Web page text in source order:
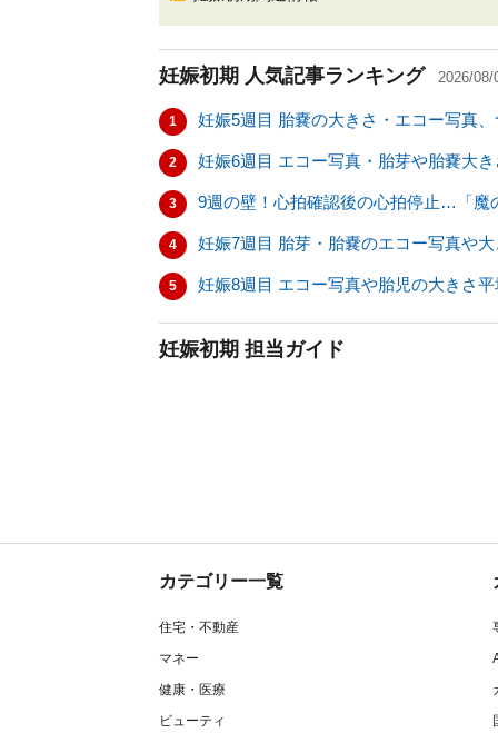
妊娠初期 人気記事ランキング 2026/08/
1 妊娠5週目 胎嚢の大きさ・エコー写真
2 妊娠6週目 エコー写真・胎芽や胎嚢大
3 9週の壁！心拍確認後の心拍停止…「魔
4 妊娠7週目 胎芽・胎嚢のエコー写真や
5 妊娠8週目 エコー写真や胎児の大きさ
妊娠初期 担当ガイド
カテゴリー一覧
住宅・不動産
マネー
健康・医療
ビューティ